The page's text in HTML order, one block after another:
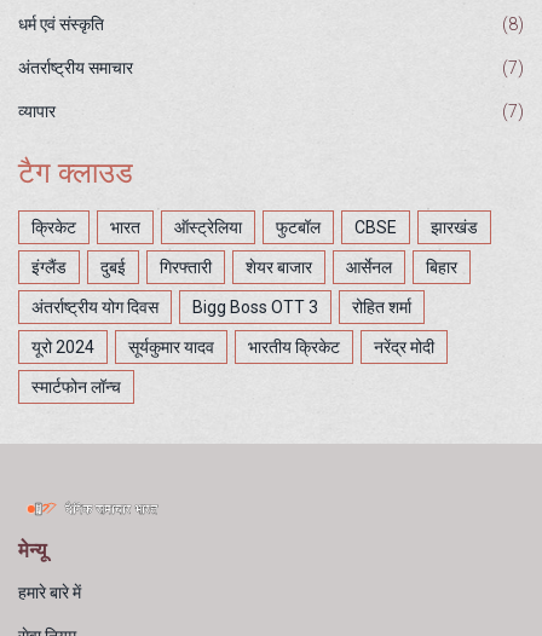
धर्म एवं संस्कृति (8)
अंतर्राष्ट्रीय समाचार (7)
व्यापार (7)
टैग क्लाउड
क्रिकेट भारत ऑस्ट्रेलिया फुटबॉल CBSE झारखंड
इंग्लैंड दुबई गिरफ्तारी शेयर बाजार आर्सेनल बिहार
अंतर्राष्ट्रीय योग दिवस Bigg Boss OTT 3 रोहित शर्मा
यूरो 2024 सूर्यकुमार यादव भारतीय क्रिकेट नरेंद्र मोदी
स्मार्टफोन लॉन्च
मेन्यू
हमारे बारे में